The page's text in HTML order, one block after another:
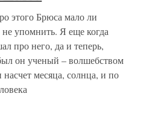
этого Брюса мало ли
упомнить. Я еще когда
про него, да и теперь,
он ученый – волшебством
насчет месяца, солнца, и по